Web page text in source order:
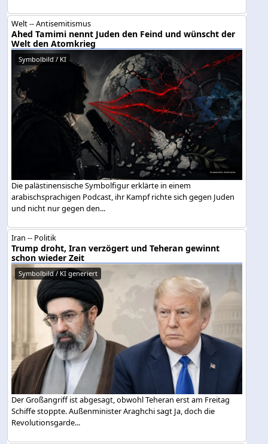
Welt -- Antisemitismus
Ahed Tamimi nennt Juden den Feind und wünscht der
Welt den Atomkrieg
Symbolbild / KI
Die palästinensische Symbolfigur erklärte in einem
arabischsprachigen Podcast, ihr Kampf richte sich gegen Juden
und nicht nur gegen den...
Iran -- Politik
Trump droht, Iran verzögert und Teheran gewinnt
schon wieder Zeit
Symbolbild / KI generiert
Der Großangriff ist abgesagt, obwohl Teheran erst am Freitag
Schiffe stoppte. Außenminister Araghchi sagt Ja, doch die
Revolutionsgarde...